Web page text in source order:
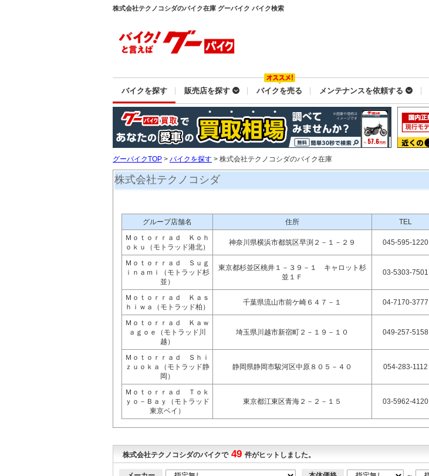
株式会社テクノコシダのバイク在庫 グーバイク バイク検索
バイクを探す 販売店を探す バイクを売る メンテナンスを依頼する
グーバイクTOP > バイクを探す > 株式会社テクノコシダのバイク在庫
株式会社テクノコシダ
グループ店舗名 住所 TEL
Ｍｏｔｏｒｒａｄ Ｋｏｈ
ｏｋｕ（モトラッド港北）
神奈川県横浜市都筑区早渕２－１－２９ 045-595-1220
Ｍｏｔｏｒｒａｄ Ｓｕｇ
ｉｎａｍｉ（モトラッド杉
並）
東京都杉並区桃井１－３９－１ キャロット杉
並１Ｆ
03-5303-7501
Ｍｏｔｏｒｒａｄ Ｋａｓ
ｈｉｗａ（モトラッド柏）
千葉県流山市前ケ崎６４７－１ 04-7170-3777
Ｍｏｔｏｒｒａｄ Ｋａｗ
ａｇｏｅ（モトラッド川
越）
埼玉県川越市新宿町２－１９－１０ 049-257-5158
Ｍｏｔｏｒｒａｄ Ｓｈｉ
ｚｕｏｋａ（モトラッド静
岡）
静岡県静岡市駿河区中原８０５－４０ 054-283-1112
Ｍｏｔｏｒｒａｄ Ｔｏｋ
ｙｏ－Ｂａｙ（モトラッド
東京ベイ）
東京都江東区青海２－２－１５ 03-5962-4120
株式会社テクノコシダのバイクで 49 件がヒットしました。